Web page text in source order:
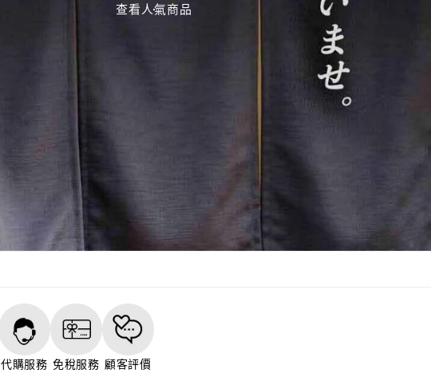
查看人氣商品
代購服務 免稅服務 顧客評價